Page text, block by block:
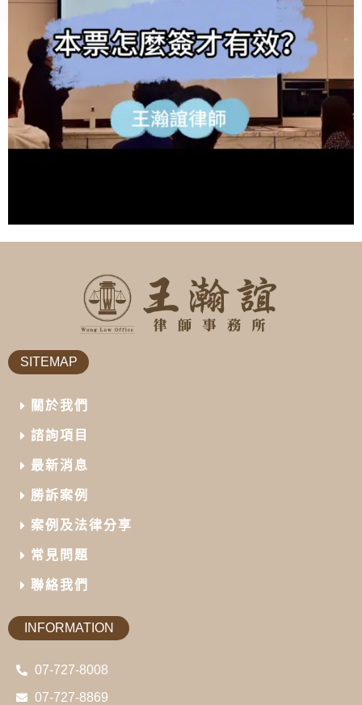
SITEMAP
關於我們
諮詢項目
最新消息
勝訴案例
案例及法律分享
常見問題
聯絡我們
INFORMATION
07-727-8008
07-727-8869